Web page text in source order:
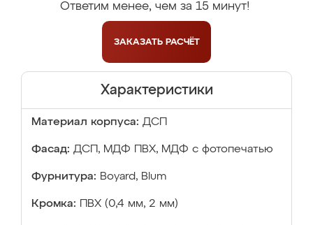
Ответим менее, чем за 15 минут!
ЗАКАЗАТЬ РАСЧЁТ
Характеристики
Материал корпуса: ДСП
Фасад: ДСП, МДФ ПВХ, МДФ с фотопечатью
Фурнитура: Boyard, Blum
Кромка: ПВХ (0,4 мм, 2 мм)